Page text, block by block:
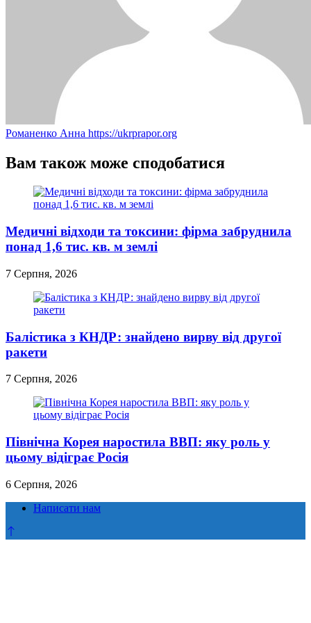
Романенко Анна https://ukrprapor.org
Вам також може сподобатися
Медичні відходи та токсини: фірма забруднила
понад 1,6 тис. кв. м землі
7 Серпня, 2026
Балістика з КНДР: знайдено вирву від другої
ракети
7 Серпня, 2026
Північна Корея наростила ВВП: яку роль у
цьому відіграє Росія
6 Серпня, 2026
Написати нам
Прокрутка
до